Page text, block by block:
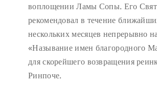
воплощении Ламы Сопы. Его
рекомендовал в течение
нескольких месяцев непрерывно
«Называние имен благородного
для скорейшего возвращения
Ринпоче.